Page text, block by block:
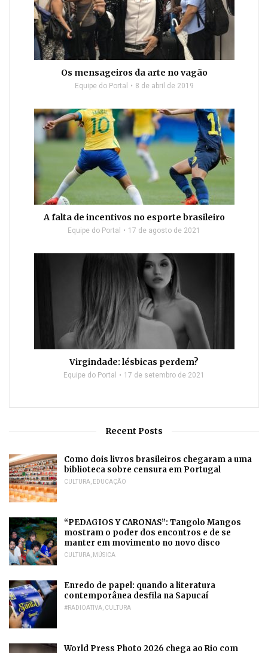
Os mensageiros da arte no vagão
Equipe do Portal 8 de abril de 2019
A falta de incentivos no esporte brasileiro
Equipe do Portal 17 de agosto de 2021
Virgindade: lésbicas perdem?
Equipe do Portal 17 de setembro de 2021
Recent Posts
Como dois livros brasileiros chegaram a uma
biblioteca sobre censura em Portugal
CULTURA, EDUCAÇÃO
“PEDAGIOS Y CARONAS”: Tangolo Mangos
mostram o poder dos encontros e de se
manter em movimento no novo disco
CULTURA, MÚSICA
Enredo de papel: quando a literatura
contemporânea desfila na Sapucaí
#RADIOATIVA, CULTURA
World Press Photo 2026 chega ao Rio com